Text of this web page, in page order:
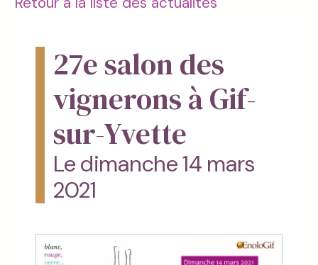
27e salon des
vignerons à Gif-
sur-Yvette
Le dimanche 14 mars
2021